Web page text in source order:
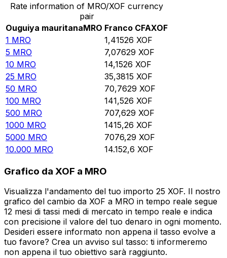
Rate information of MRO/XOF currency
pair
Ouguiya mauritanaMRO Franco CFAXOF
1 MRO 1,41526 XOF
5 MRO 7,07629 XOF
10 MRO 14,1526 XOF
25 MRO 35,3815 XOF
50 MRO 70,7629 XOF
100 MRO 141,526 XOF
500 MRO 707,629 XOF
1000 MRO 1415,26 XOF
5000 MRO 7076,29 XOF
10.000 MRO 14.152,6 XOF
Grafico da XOF a MRO
Visualizza l'andamento del tuo importo 25 XOF. Il nostro
grafico del cambio da XOF a MRO in tempo reale segue
12 mesi di tassi medi di mercato in tempo reale e indica
con precisione il valore del tuo denaro in ogni momento.
Desideri essere informato non appena il tasso evolve a
tuo favore? Crea un avviso sul tasso: ti informeremo
non appena il tuo obiettivo sarà raggiunto.